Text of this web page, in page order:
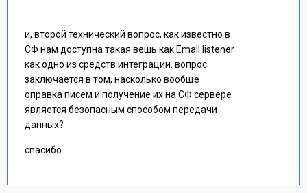
и, второй технический вопрос, как известно в
СФ нам доступна такая вешь как Email listener
как одно из средств интеграции. вопрос
заключается в том, насколько вообще
оправка писем и получение их на СФ сервере
является безопасным способом передачи
данных?
спасибо